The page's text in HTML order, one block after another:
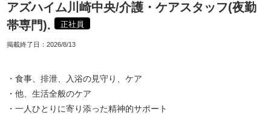
アズハイム川崎中央/介護・ケアスタッフ(夜勤
帯専門).
正社員
掲載終了日： 2026/8/13
・食事、排泄、入浴の見守り、ケア
・他、生活全般のケア
・一人ひとりに寄り添った精神的サポート